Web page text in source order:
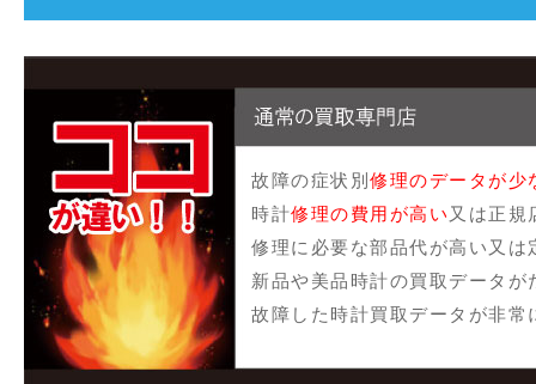
故障の症状別 修理のデータが少
時計修理の費用が高い 又は正規
修理に必要な部品代が高い又は
新品や美品時計の買取データが
故障した時計買取データが非常